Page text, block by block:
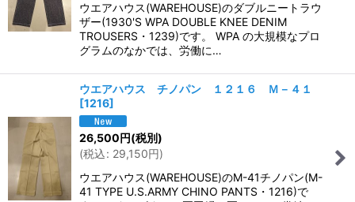
ウエアハウス(WAREHOUSE)のダブルニートラウ
ザー(1930'S WPA DOUBLE KNEE DENIM
TROUSERS・1239)です。 WPA の大規模なプロ
グラムのなかでは、労働に…
ウエアハウス チノパン １２１６ Ｍ－４１
[1216]
26,500円(税別)
(税込: 29,150円)
ウエアハウス(WAREHOUSE)のM-41チノパン(M-
41 TYPE U.S.ARMY CHINO PANTS・1216)で